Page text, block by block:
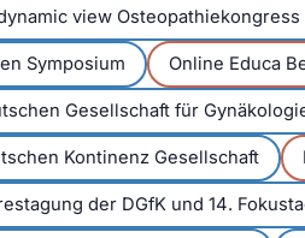
view Osteopathiekongress
Symposium Online Educa
Gesellschaft für
Kontinenz Gesellschaft
der DGfK und 14.